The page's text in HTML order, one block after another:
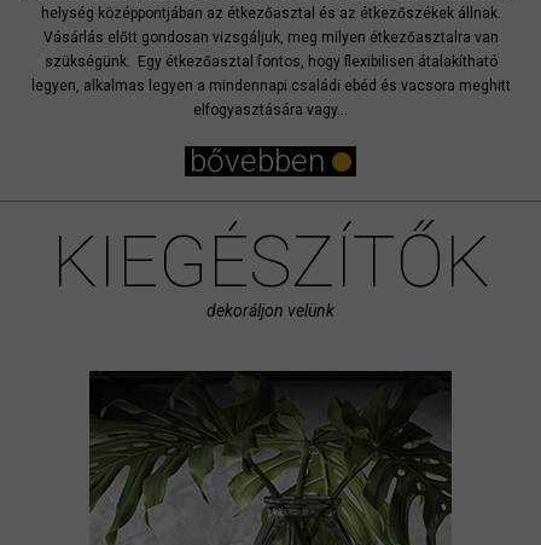
helység középpontjában az étkezőasztal és az étkezőszékek állnak.
Vásárlás előtt gondosan vizsgáljuk, meg milyen étkezőasztalra van
szükségünk. Egy étkezőasztal fontos, hogy flexibilisen átalakítható
legyen, alkalmas legyen a mindennapi családi ebéd és vacsora meghitt
elfogyasztására vagy...
bővebben
KIEGÉSZÍTŐK
dekoráljon velünk